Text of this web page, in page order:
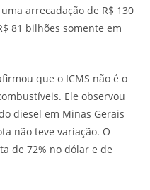
arrecadação de R$ 130
81 bilhões somente em
que o ICMS não é o
Ele observou
diesel em Minas Gerais
não teve variação. O
de 72% no dólar e de